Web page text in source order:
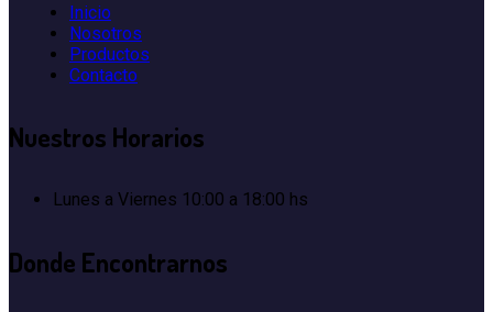
Inicio
Nosotros
Productos
Contacto
Nuestros Horarios
Lunes a Viernes 10:00 a 18:00 hs
Donde Encontrarnos